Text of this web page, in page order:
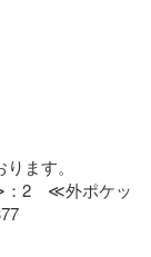
ます。
2　≪外ポケッ